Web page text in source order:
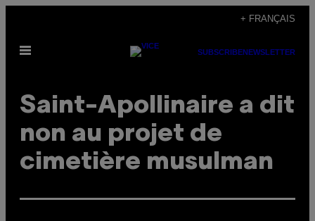
content
+ FRANÇAIS
Open
SUBSCRIBENEWSLETTER
Saint-Apollinaire a dit
non au projet de
cimetière musulman